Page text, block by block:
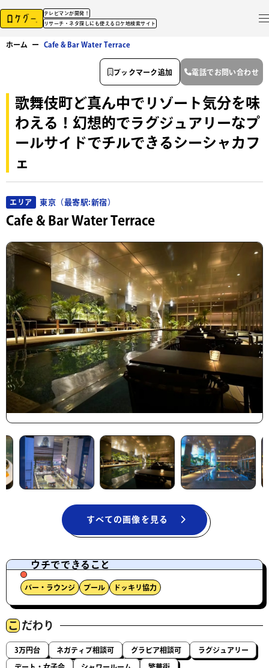
テレビマンが開発！
リサーチ・ネタ探しにも使えるロケ地検索サイト
ホーム ー Cafe & Bar Water Terrace
歌舞伎町ど真ん中でリゾート気分を味
わえる！幻想的でラグジュアリーなプ
ールサイドでチルできるシーシャカフ
ェ
エリア 東京（最寄駅:新宿）
Cafe & Bar Water Terrace
すべての画像を見る
ウチでできること
バー・ラウンジ プール ドッキリ協力
こ だわり
3万円台 ネガティブ相談可 グラビア相談可 ラグジュアリー
ブックマーク追加 電話でお問い合わせ